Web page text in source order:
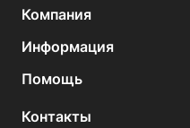
Компания
Информация
Помощь
Контакты